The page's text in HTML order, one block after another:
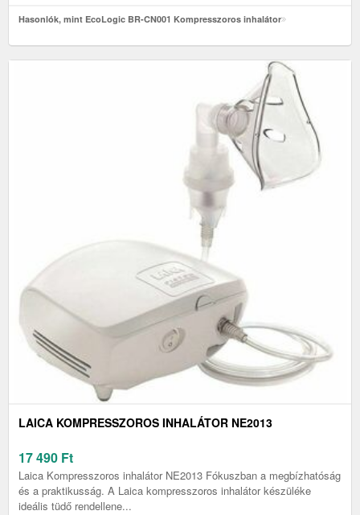
Hasonlók, mint EcoLogic BR-CN001 Kompresszoros inhalátor
LAICA KOMPRESSZOROS INHALÁTOR NE2013
17 490 Ft
Laica Kompresszoros inhalátor NE2013 Fókuszban a megbízhatóság
és a praktikusság. A Laica kompresszoros inhalátor készüléke
ideális tüdő rendellene...